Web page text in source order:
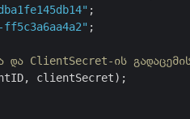
ff5c3a6aa4a2" ;
ClientSecret-ის
clientSecret);